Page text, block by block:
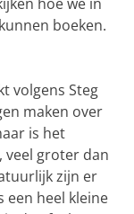
boeken.
volgens Steg
maken over
is het
veel groter dan
zijn er
een heel kleine